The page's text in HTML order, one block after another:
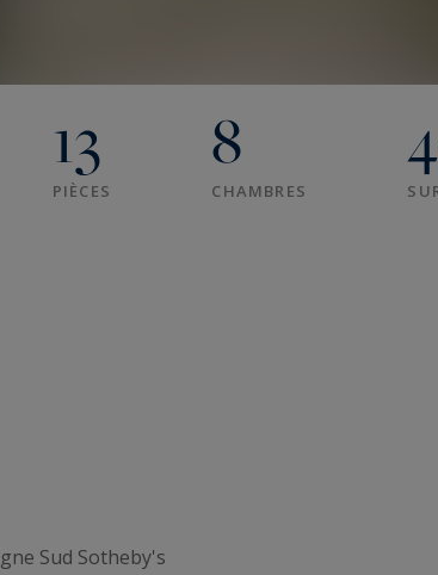
13
PIÈCES
8
CHAMBRES
Sud Sotheby's